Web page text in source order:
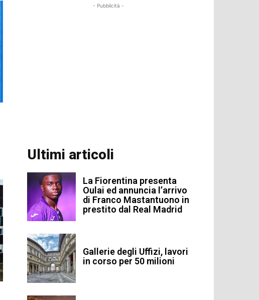
- Pubblicità -
Ultimi articoli
La Fiorentina presenta
Oulai ed annuncia l’arrivo
di Franco Mastantuono in
prestito dal Real Madrid
Gallerie degli Uffizi, lavori
in corso per 50 milioni